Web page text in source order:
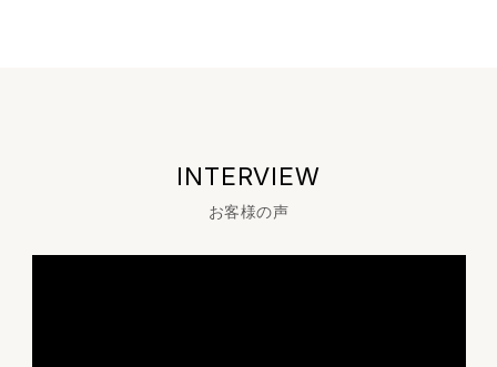
INTERVIEW
お客様の声